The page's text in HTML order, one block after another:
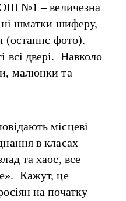
№1 – величезна
шматки шиферу,
(останнє фото).
всі двері. Навколо
малюнки та
місцеві
в класах
та хаос, все
Кажут, це
на початку